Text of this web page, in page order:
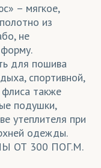
– мягкое,
из
не
для пошива
спортивной,
также
подушки,
утеплителя при
одежды.
ОТ 300 ПОГ.М.